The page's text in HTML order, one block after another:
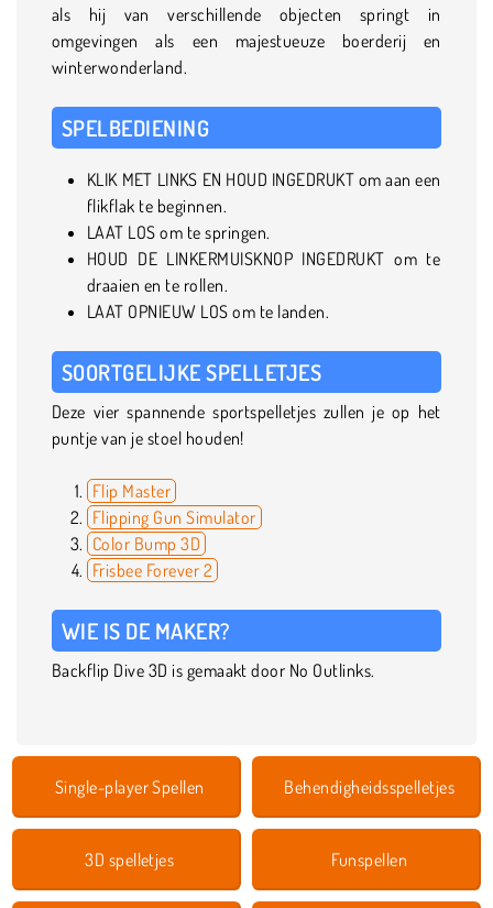
als hij van verschillende objecten springt in
omgevingen als een majestueuze boerderij en
winterwonderland.
SPELBEDIENING
KLIK MET LINKS EN HOUD INGEDRUKT om aan een
flikflak te beginnen.
LAAT LOS om te springen.
HOUD DE LINKERMUISKNOP INGEDRUKT om te
draaien en te rollen.
LAAT OPNIEUW LOS om te landen.
SOORTGELIJKE SPELLETJES
Deze vier spannende sportspelletjes zullen je op het
puntje van je stoel houden!
Flip Master
Flipping Gun Simulator
Color Bump 3D
Frisbee Forever 2
WIE IS DE MAKER?
Backflip Dive 3D is gemaakt door No Outlinks.
Single-player Spellen Behendigheidsspelletjes
3D spelletjes Funspellen